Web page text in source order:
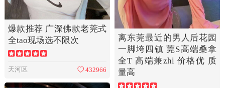
爆款推荐 广深佛款老莞式
全tao现场选不限次
天河区 432966
离东莞最近的男人后花园
一脚垮四镇 莞S高端桑拿
全T 高端兼zhi 价格优 质
量高